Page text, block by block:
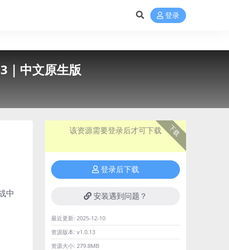
登录
中文原生版
中
下载
该资源需要登录后才可下载
登录后下载
安装遇到问题？
最近更新: 2025-12-10
资源版本: v1.0.13
资源大小: 279.8MB